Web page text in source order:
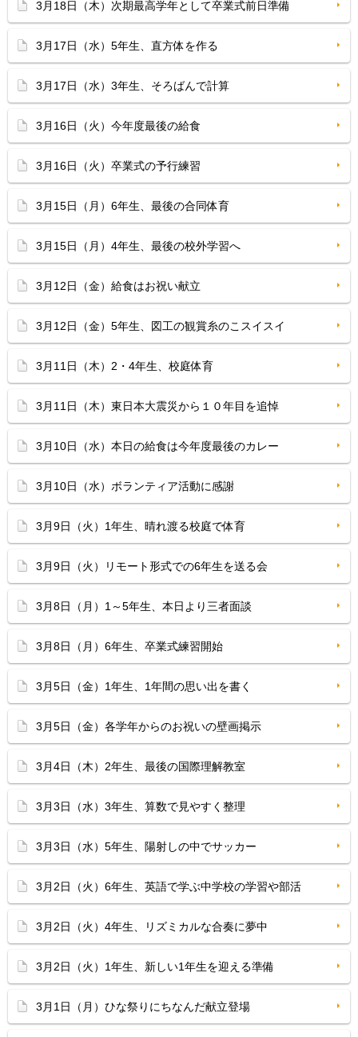
3月18日（木）次期最高学年として卒業式前日準備
3月17日（水）5年生、直方体を作る
3月17日（水）3年生、そろばんで計算
3月16日（火）今年度最後の給食
3月16日（火）卒業式の予行練習
3月15日（月）6年生、最後の合同体育
3月15日（月）4年生、最後の校外学習へ
3月12日（金）給食はお祝い献立
3月12日（金）5年生、図工の観賞糸のこスイスイ
3月11日（木）2・4年生、校庭体育
3月11日（木）東日本大震災から１０年目を追悼
3月10日（水）本日の給食は今年度最後のカレー
3月10日（水）ボランティア活動に感謝
3月9日（火）1年生、晴れ渡る校庭で体育
3月9日（火）リモート形式での6年生を送る会
3月8日（月）1～5年生、本日より三者面談
3月8日（月）6年生、卒業式練習開始
3月5日（金）1年生、1年間の思い出を書く
3月5日（金）各学年からのお祝いの壁画掲示
3月4日（木）2年生、最後の国際理解教室
3月3日（水）3年生、算数で見やすく整理
3月3日（水）5年生、陽射しの中でサッカー
3月2日（火）6年生、英語で学ぶ中学校の学習や部活
3月2日（火）4年生、リズミカルな合奏に夢中
3月2日（火）1年生、新しい1年生を迎える準備
3月1日（月）ひな祭りにちなんだ献立登場